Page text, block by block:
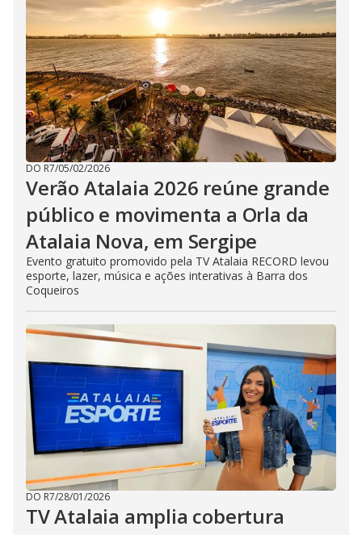
DO R7/05/02/2026
Verão Atalaia 2026 reúne grande
público e movimenta a Orla da
Atalaia Nova, em Sergipe
Evento gratuito promovido pela TV Atalaia RECORD levou
esporte, lazer, música e ações interativas à Barra dos
Coqueiros
DO R7/28/01/2026
TV Atalaia amplia cobertura